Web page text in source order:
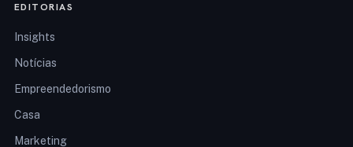
EDITORIAS
Insights
Notícias
Empreendedorismo
Casa
Marketing